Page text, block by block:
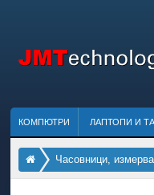
КОМПЮТРИ ЛАПТОПИ И
Часовници,